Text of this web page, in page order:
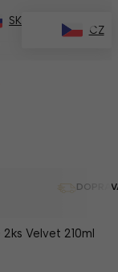
SK
CZ
Velvet 210ml
✕